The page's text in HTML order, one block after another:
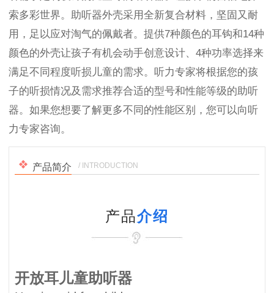
索多彩世界。助听器外壳采用全新复合材料，坚固又耐
用，足以应对淘气的佩戴者。提供7种颜色的耳钩和14种
颜色的外壳让孩子有机会动手创意设计、4种功率选择来
满足不同程度听损儿童的需求。听力专家将根据您的孩
子的听损情况及需求推荐合适的型号和性能等级的助听
器。如果您想要了解更多不同的性能区别，您可以向听
力专家咨询。
产品简介 / INTRODUCTION
产品介绍
开放耳儿童助听器